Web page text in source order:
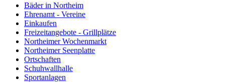
Bäder in Northeim
Ehrenamt - Vereine
Einkaufen
Freizeitangebote - Grillplätze
Northeimer Wochenmarkt
Northeimer Seenplatte
Ortschaften
Schuhwallhalle
Sportanlagen